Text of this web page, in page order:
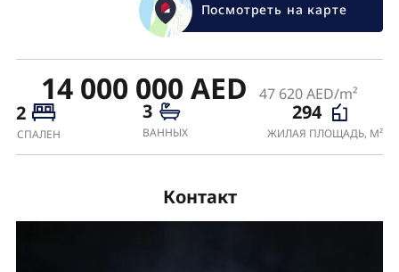
Посмотреть на карте
14 000 000 AED 47 620 AED/m²
2
СПАЛЕН
3
ВАННЫХ
294
ЖИЛАЯ ПЛОЩАДЬ, М²
Контакт